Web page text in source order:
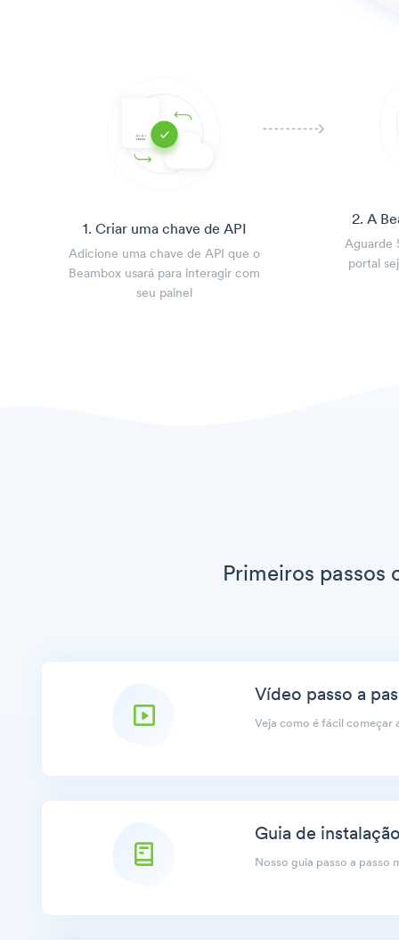
1. Criar uma chave de API
Adicione uma chave de API que o
Beambox usará para interagir com
seu painel
2. A
Aguarde
portal
Primeiros passos
Vídeo passo a
Veja como é fácil começar
Guia de
Nosso guia passo a passo